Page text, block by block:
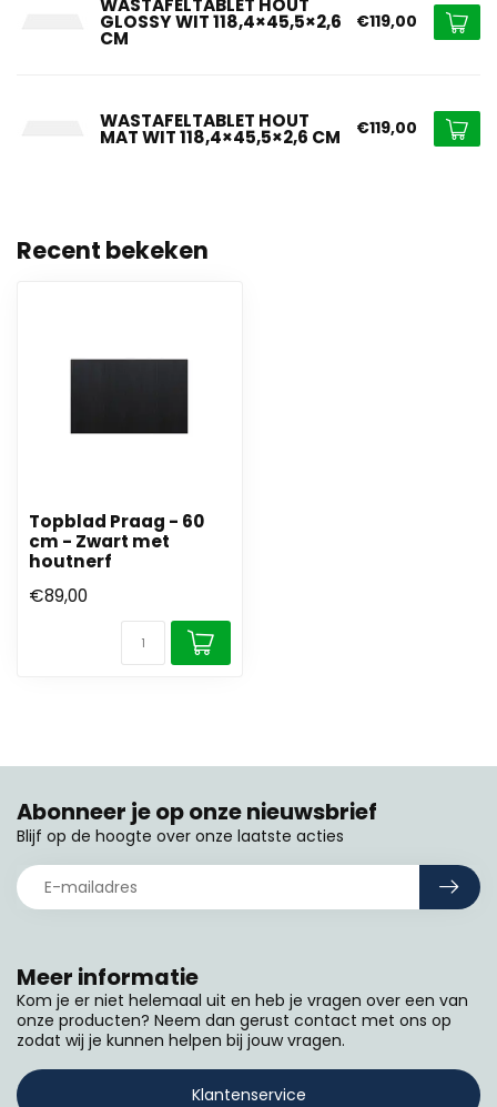
WASTAFELTABLET HOUT
GLOSSY WIT 118,4×45,5×2,6
CM
€119,00
WASTAFELTABLET HOUT
MAT WIT 118,4×45,5×2,6 CM €119,00
Recent bekeken
Topblad Praag - 60
cm - Zwart met
houtnerf
€89,00
Meer informatie
Kom je er niet helemaal uit en heb je vragen over een van
onze producten? Neem dan gerust contact met ons op
zodat wij je kunnen helpen bij jouw vragen.
Klantenservice
Abonneer je op onze nieuwsbrief
Blijf op de hoogte over onze laatste acties